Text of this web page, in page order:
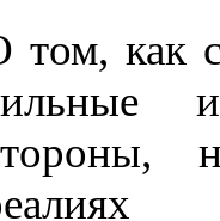
том, как